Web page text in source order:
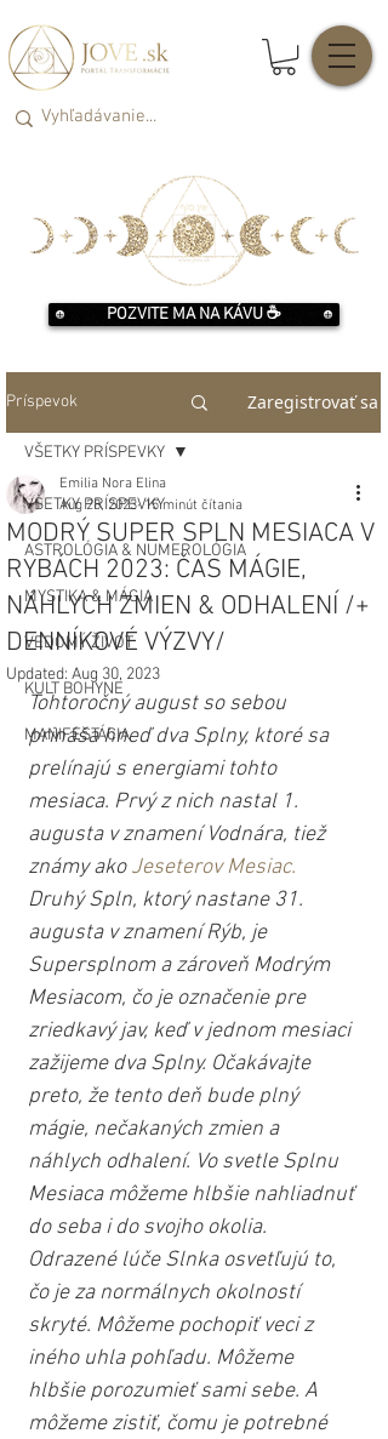
POZVITE MA NA KÁVU ☕️
Príspevok Zaregistrovať sa
VŠETKY PRÍSPEVKY
ASTROLÓGIA & NUMEROLÓGIA
MYSTIKA & MÁGIA
VEDOMÝ ŽIVOT
KULT BOHYNE
MANIFESTÁCIA
VŠETKY PRÍSPEVKY
MODRÝ SUPER SPLN MESIACA V
RYBÁCH 2023: ČAS MÁGIE,
NÁHLYCH ZMIEN & ODHALENÍ /+
DENNÍKOVÉ VÝZVY/
Emilia Nora Elina
Aug 28, 2023 15 minút čítania
Updated: Aug 30, 2023
Tohtoročný august so sebou
prináša hneď dva Splny, ktoré sa
prelínajú s energiami tohto
mesiaca. Prvý z nich nastal 1.
augusta v znamení Vodnára, tiež
známy ako Jeseterov Mesiac.
Druhý Spln, ktorý nastane 31.
augusta v znamení Rýb, je
Supersplnom a zároveň Modrým
Mesiacom, čo je označenie pre
zriedkavý jav, keď v jednom mesiaci
zažijeme dva Splny. Očakávajte
preto, že tento deň bude plný
mágie, nečakaných zmien a
náhlych odhalení. Vo svetle Splnu
Mesiaca môžeme hlbšie nahliadnuť
do seba i do svojho okolia.
Odrazené lúče Slnka osvetľujú to,
čo je za normálnych okolností
skryté. Môžeme pochopiť veci z
iného uhla pohľadu. Môžeme
hlbšie porozumieť sami sebe. A
môžeme zistiť, čomu je potrebné